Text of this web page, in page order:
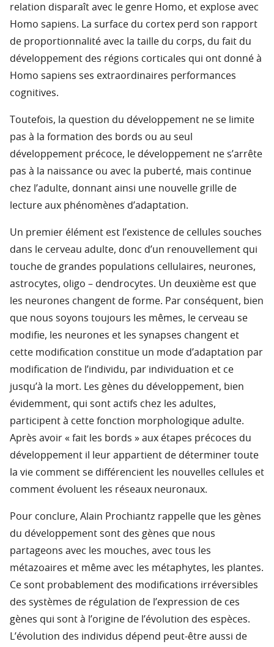
relation disparaît avec le genre Homo, et explose avec
Homo sapiens. La surface du cortex perd son rapport
de proportionnalité avec la taille du corps, du fait du
développement des régions corticales qui ont donné à
Homo sapiens ses extraordinaires performances
cognitives.
Toutefois, la question du développement ne se limite
pas à la formation des bords ou au seul
développement précoce, le développement ne s’arrête
pas à la naissance ou avec la puberté, mais continue
chez l’adulte, donnant ainsi une nouvelle grille de
lecture aux phénomènes d’adaptation.
Un premier élément est l’existence de cellules souches
dans le cerveau adulte, donc d’un renouvellement qui
touche de grandes populations cellulaires, neurones,
astrocytes, oligo – dendrocytes. Un deuxième est que
les neurones changent de forme. Par conséquent, bien
que nous soyons toujours les mêmes, le cerveau se
modifie, les neurones et les synapses changent et
cette modification constitue un mode d’adaptation par
modification de l’individu, par individuation et ce
jusqu’à la mort. Les gènes du développement, bien
évidemment, qui sont actifs chez les adultes,
participent à cette fonction morphologique adulte.
Après avoir « fait les bords » aux étapes précoces du
développement il leur appartient de déterminer toute
la vie comment se différencient les nouvelles cellules et
comment évoluent les réseaux neuronaux.
Pour conclure, Alain Prochiantz rappelle que les gènes
du développement sont des gènes que nous
partageons avec les mouches, avec tous les
métazoaires et même avec les métaphytes, les plantes.
Ce sont probablement des modifications irréversibles
des systèmes de régulation de l’expression de ces
gènes qui sont à l’origine de l’évolution des espèces.
L’évolution des individus dépend peut-être aussi de